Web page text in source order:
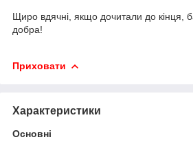
Щиро вдячні, якщо дочитали до кінця,
добра!
Приховати
Характеристики
Основні